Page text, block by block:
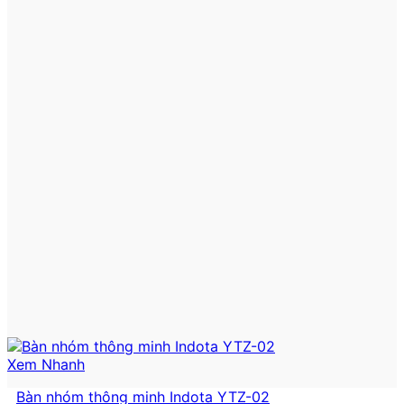
Xem Nhanh
Bàn nhóm thông minh Indota YTZ-02